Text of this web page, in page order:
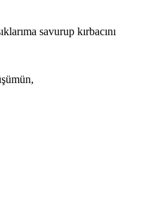
savurup kırbacını